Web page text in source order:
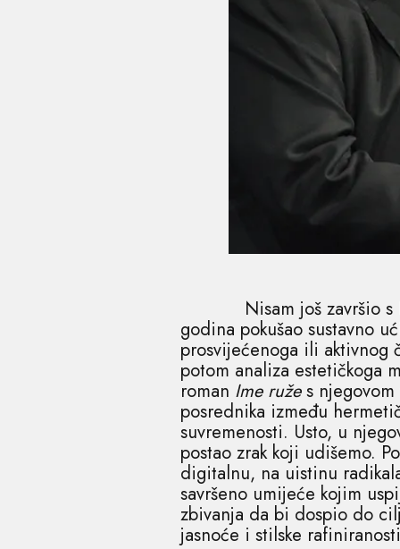
Nisam još završio s
godina pokušao sustavno
prosvijećenoga ili aktivnog
potom analiza estetičkoga
roman Ime ružes njegovom
posrednika između
suvremenosti. Usto, u
postao zrak koji udišemo.
digitalnu, na uistinu
savršeno umijeće kojim
zbivanja da bi dospio do
jasnoće i stilske